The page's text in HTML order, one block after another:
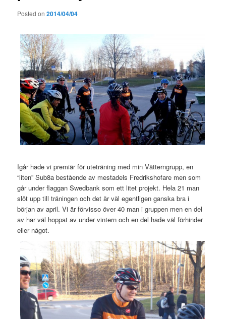
Posted on2014/04/04
Igår hade vi premiär för uteträning med min Vätterngrupp, en
“liten” Sub8a bestående av mestadels Fredrikshofare men som
går under flaggan Swedbank som ett litet projekt. Hela 21 man
slöt upp till träningen och det är väl egentligen ganska bra i
början av april. Vi är förvisso över 40 man i gruppen men en del
av har väl hoppat av under vintern och en del hade väl förhinder
eller något.